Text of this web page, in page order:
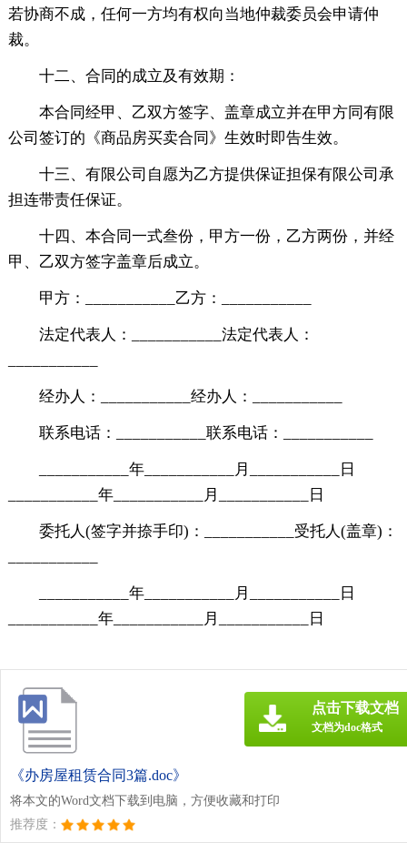
若协商不成，任何一方均有权向当地仲裁委员会申请仲
裁。
十二、合同的成立及有效期：
本合同经甲、乙双方签字、盖章成立并在甲方同有限
公司签订的《商品房买卖合同》生效时即告生效。
十三、有限公司自愿为乙方提供保证担保有限公司承
担连带责任保证。
十四、本合同一式叁份，甲方一份，乙方两份，并经
甲、乙双方签字盖章后成立。
甲方：___________乙方：___________
法定代表人：___________法定代表人：
经办人：___________经办人：___________
联系电话：___________联系电话：___________
___________年___________月___________日
___________年___________月___________日
委托人(签字并捺手印)：___________受托人(盖章)：
___________年___________月___________日
___________年___________月___________日
《办房屋租赁合同3篇.doc》
将本文的Word文档下载到电脑，方便收藏和打印
推荐度：
点击下载文档
文档为doc格式